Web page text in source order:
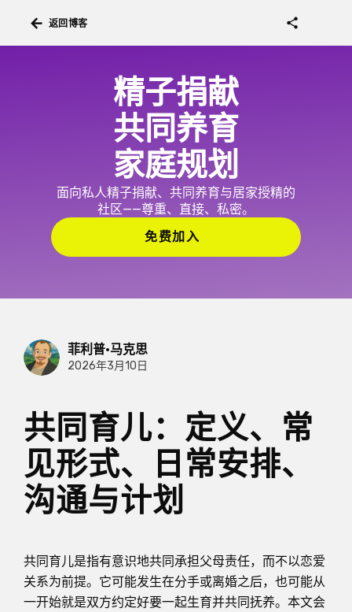
arrow_back 返回博客 share
精子捐献
共同养育
家庭规划
面向私人精子捐献、共同养育与居家授精的
社区——尊重、直接、私密。
免费加入
菲利普·马克思
2026年3月10日
共同育儿：定义、常
见形式、日常安排、
沟通与计划
共同育儿是指有意识地共同承担父母责任，而不以恋爱
关系为前提。它可能发生在分手或离婚之后，也可能从
一开始就是双方约定好要一起生育并共同抚养。本文会